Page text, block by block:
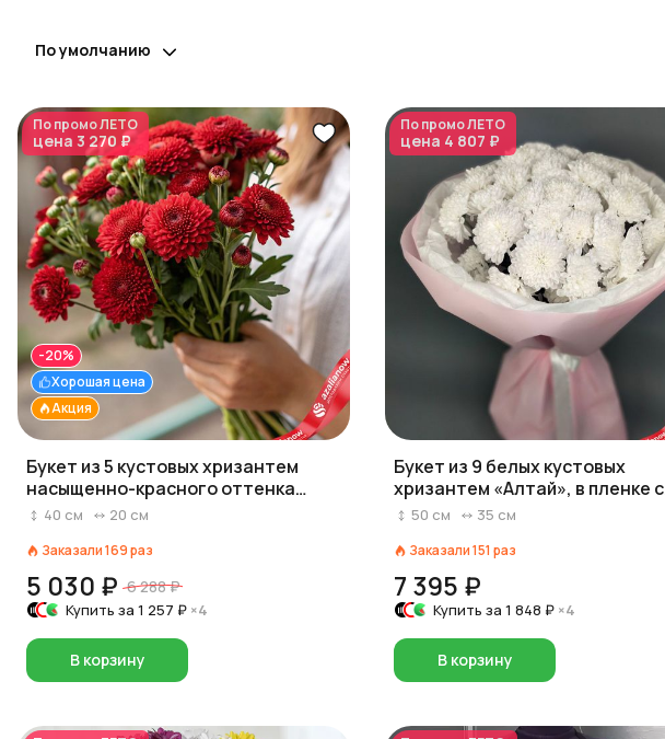
По умолчанию
По промоЛЕТО
цена 3 270 ₽
Акция
Хорошая цена
-20%
Букет из 5 кустовых хризантем
насыщенно-красного оттенка
«Пылкое чувство»
40 см 20 см
Заказали169раз
5 030 ₽ 6 288 ₽
Купить за 1 257 ₽ ×4
В корзину
По промоЛЕТО
цена 4 807 ₽
Букет из 9 белых кустовых
хризантем «Алтай», в пленке с
лентой
50 см 35 см
Заказали151 раз
7 395 ₽
Купить за 1 848 ₽ ×4
В корзину